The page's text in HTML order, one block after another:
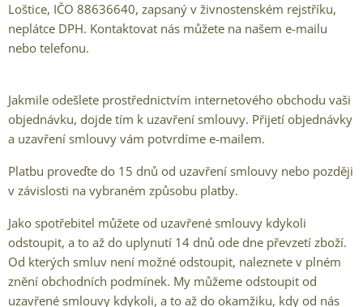
Loštice, IČO 88636640, zapsaný v živnostenském rejstříku,
neplátce DPH. Kontaktovat nás můžete na našem e-mailu
nebo telefonu.
Jakmile odešlete prostřednictvím internetového obchodu vaši
objednávku, dojde tím k uzavření smlouvy. Přijetí objednávky
a uzavření smlouvy vám potvrdíme e-mailem.
Platbu proveďte do 15 dnů od uzavření smlouvy nebo později
v závislosti na vybraném způsobu platby.
Jako spotřebitel můžete od uzavřené smlouvy kdykoli
odstoupit, a to až do uplynutí 14 dnů ode dne převzetí zboží.
Od kterých smluv není možné odstoupit, naleznete v plném
znění obchodních podmínek. My můžeme odstoupit od
uzavřené smlouvy kdykoli, a to až do okamžiku, kdy od nás